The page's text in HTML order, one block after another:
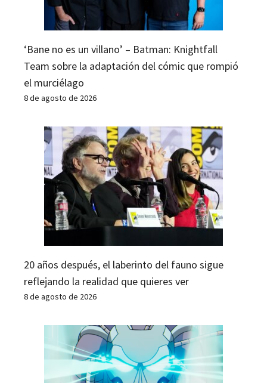
‘Bane no es un villano’ – Batman: Knightfall
Team sobre la adaptación del cómic que rompió
el murciélago
8 de agosto de 2026
20 años después, el laberinto del fauno sigue
reflejando la realidad que quieres ver
8 de agosto de 2026